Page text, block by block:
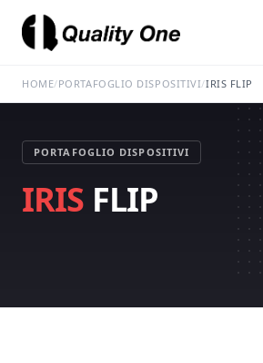
HOME/PORTAFOGLIO DISPOSITIVI/IRIS FLIP
PORTAFOGLIO DISPOSITIVI
IRIS FLIP